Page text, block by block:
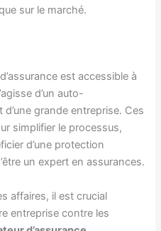
sur le marché.
est accessible à
d’un auto-
grande entreprise. Ces
simplifier le processus,
d’une protection
un expert en assurances.
affaires, il est crucial
entreprise contre les